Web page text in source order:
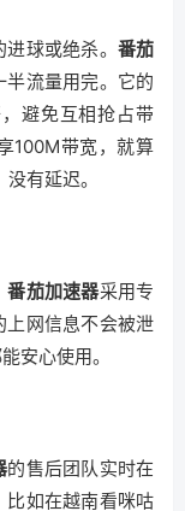
球或绝杀。 番茄
流量用完。它的
避免互相抢占带
100M带宽，就算
有延迟。
番茄加速器采用专
上网信息不会被泄
安心使用。
的售后团队实时在
比如在越南看咪咕